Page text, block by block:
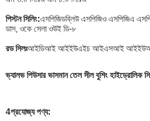
পিস্টন সিলিং:এসপিজিডব্লিউ এসপিজিও এসপিজিএ
ডাস, ওকে সেলা ওউই ডি-৮
রড সিলঃআইডিআই আইইউএইচ আইএসআই
ভ্যালভ পিউসার ভাসমান তেল সীল বুশিং হাইড্রোলিক
4প্রযোজ্য পণ্য: